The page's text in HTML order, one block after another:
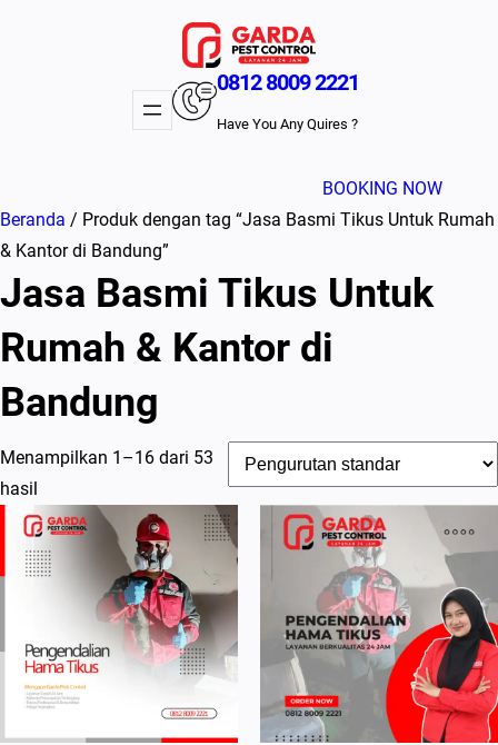
0812 8009 2221
Have You Any Quires ?
BOOKING NOW
Beranda / Produk dengan tag “Jasa Basmi Tikus Untuk Rumah
& Kantor di Bandung”
Jasa Basmi Tikus Untuk
Rumah & Kantor di
Bandung
Menampilkan 1–16 dari 53
hasil